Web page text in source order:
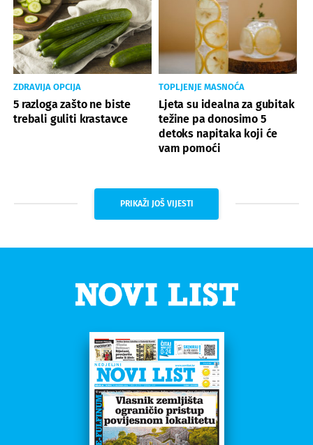
ZDRAVIJA OPCIJA
5 razloga zašto ne biste
trebali guliti krastavce
TOPLJENJE MASNOĆA
Ljeta su idealna za gubitak
težine pa donosimo 5
detoks napitaka koji će
vam pomoći
PRIKAŽI JOŠ VIJESTI